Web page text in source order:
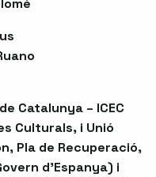
Catalunya – ICEC
Culturals, i Unió
Pla de Recuperació,
d'Espanya) i